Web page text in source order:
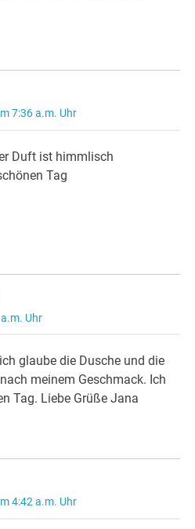
7:36 a.m. Uhr
Duft ist himmlisch
Tag
Uhr
glaube die Dusche und die
meinem Geschmack. Ich
Tag. Liebe Grüße Jana
4:42 a.m. Uhr